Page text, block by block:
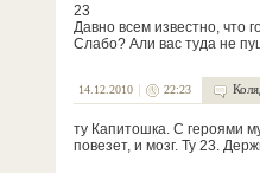
23
Давно всем известно, что
Слабо? Али вас туда не
14.12.2010 22:23
ту Капитошка. С героями
повезет, и мозг. Ту 23.